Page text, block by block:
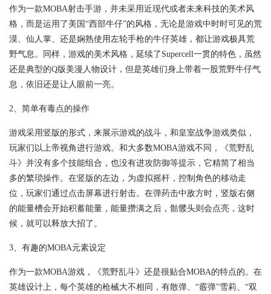
作为一款MOBA射击手游，并未采用近现代或者未来科技的美术风
格，而是运用了美国“西部牛仔”的风格，无论是游戏中时时可见的荒
漠、仙人掌、还是娴熟使用左轮手枪的牛仔英雄，都让游戏极具荒
野气息。同样，游戏的美术风格，延续了Supercell一贯的特色，虽然
还是典型的Q版美漫人物设计，但是英雄们身上带着一股荒野牛仔气
息，依旧还是让人眼前一亮。
2、简单有毒点的操作
游戏采用竖版的形式，来展示游戏的战斗，和皇室战争游戏类似，
玩家们以上帝视角进行游戏。和大多数MOBA游戏不同，《荒野乱
斗》并没有多个技能组合，也没有进攻防御等提示，它精简了相当
多的繁琐操作。在竖版的左边，为虚拟摇杆，控制角色的移动走
位，玩家们通过点击屏幕进行射击。在弹药击中敌方时，竖版右侧
的能量槽会开始积蓄能量，能量攒满之后，骷髅头则会点亮，这时
候，就可以释放大招了。
3、有趣的MOBA元素设定
作为一款MOBA游戏，《荒野乱斗》还是很贴合MOBA的特点的。在
英雄设计上，每个英雄的枪械大不相同，有散弹、“霰弹”雪莉、“双